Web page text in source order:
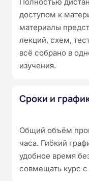
доступом к
материалы
лекций, схем,
всё собрано в
изучения.
Сроки и
Общий объём
часа. Гибкий
удобное время
совмещать курс с